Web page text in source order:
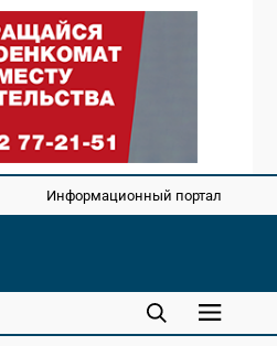
Информационный портал